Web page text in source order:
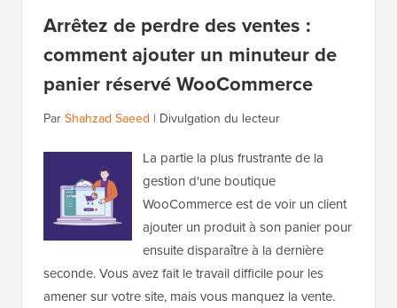
Arrêtez de perdre des ventes :
comment ajouter un minuteur de
panier réservé WooCommerce
ParShahzad Saeed | Divulgation du lecteur
La partie la plus frustrante de la
gestion d'une boutique
WooCommerce est de voir un client
ajouter un produit à son panier pour
ensuite disparaître à la dernière
seconde. Vous avez fait le travail difficile pour les
amener sur votre site, mais vous manquez la vente.